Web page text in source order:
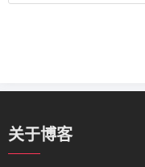
关于博客